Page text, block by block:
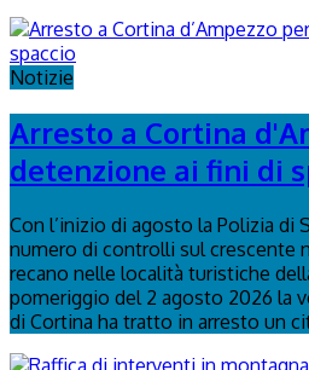
Notizie
Arresto a Cortina
detenzione ai fini di
Con l’inizio di agosto la Polizia di
numero di controlli sul crescente
recano nelle località turistiche
pomeriggio del 2 agosto 2026 la
di Cortina ha tratto in arresto un